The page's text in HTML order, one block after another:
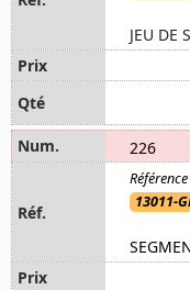
JEU DE
226
13011-